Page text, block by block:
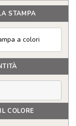
STAMPA
a colori
COLORE